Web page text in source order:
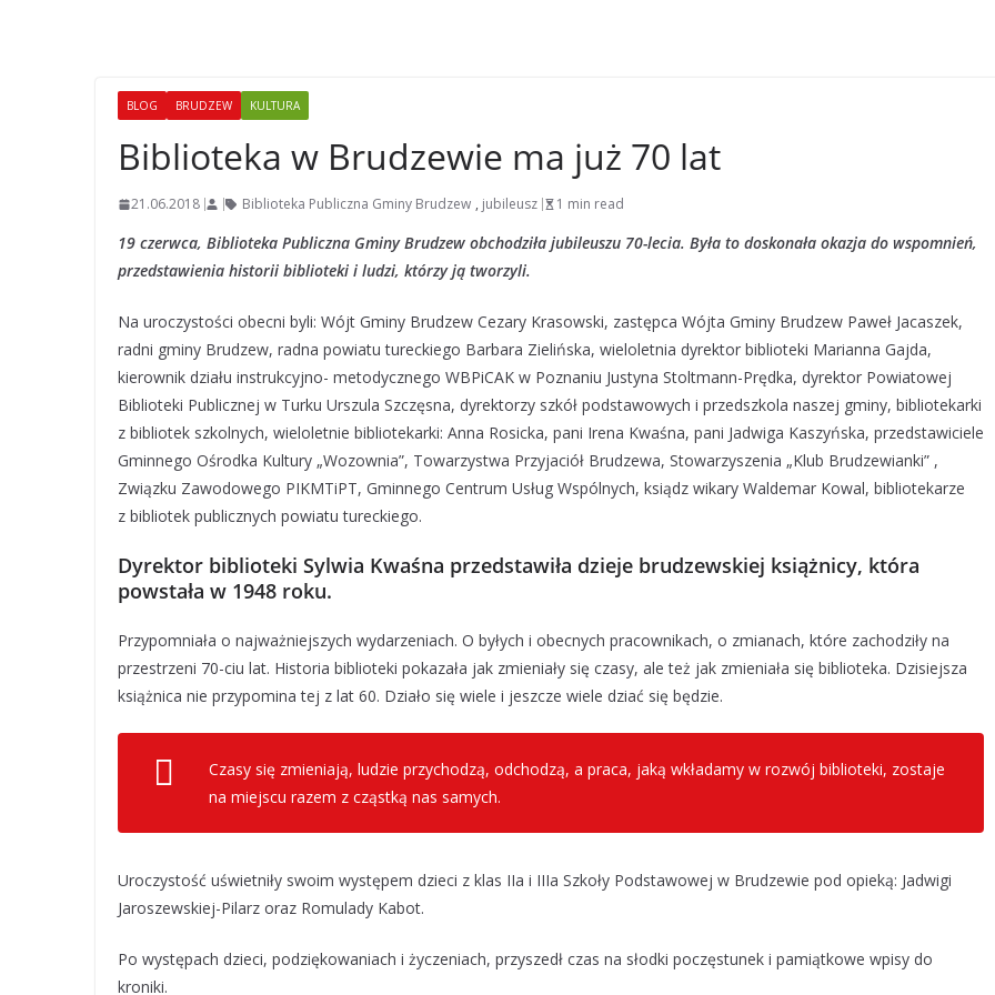
BLOG BRUDZEW KULTURA
Biblioteka w Brudzewie ma już 70 lat
21.06.2018 Biblioteka Publiczna Gminy Brudzew , jubileusz 1 min read
19 czerwca, Biblioteka Publiczna Gminy Brudzew obchodziła jubileuszu 70-lecia. Była to doskonała okazja do wspomnień,
przedstawienia historii biblioteki i ludzi, którzy ją tworzyli.
Na uroczystości obecni byli: Wójt Gminy Brudzew Cezary Krasowski, zastępca Wójta Gminy Brudzew Paweł Jacaszek,
radni gminy Brudzew, radna powiatu tureckiego Barbara Zielińska, wieloletnia dyrektor biblioteki Marianna Gajda,
kierownik działu instrukcyjno- metodycznego WBPiCAK w Poznaniu Justyna Stoltmann-Prędka, dyrektor Powiatowej
Biblioteki Publicznej w Turku Urszula Szczęsna, dyrektorzy szkół podstawowych i przedszkola naszej gminy, bibliotekarki
z bibliotek szkolnych, wieloletnie bibliotekarki: Anna Rosicka, pani Irena Kwaśna, pani Jadwiga Kaszyńska, przedstawiciele
Gminnego Ośrodka Kultury „Wozownia”, Towarzystwa Przyjaciół Brudzewa, Stowarzyszenia „Klub Brudzewianki” ,
Związku Zawodowego PIKMTiPT, Gminnego Centrum Usług Wspólnych, ksiądz wikary Waldemar Kowal, bibliotekarze
z bibliotek publicznych powiatu tureckiego.
Dyrektor biblioteki Sylwia Kwaśna przedstawiła dzieje brudzewskiej książnicy, która
powstała w 1948 roku.
Przypomniała o najważniejszych wydarzeniach. O byłych i obecnych pracownikach, o zmianach, które zachodziły na
przestrzeni 70-ciu lat. Historia biblioteki pokazała jak zmieniały się czasy, ale też jak zmieniała się biblioteka. Dzisiejsza
książnica nie przypomina tej z lat 60. Działo się wiele i jeszcze wiele dziać się będzie.
Czasy się zmieniają, ludzie przychodzą, odchodzą, a praca, jaką wkładamy w rozwój biblioteki, zostaje
na miejscu razem z cząstką nas samych.
Uroczystość uświetniły swoim występem dzieci z klas IIa i IIIa Szkoły Podstawowej w Brudzewie pod opieką: Jadwigi
Jaroszewskiej-Pilarz oraz Romulady Kabot.
Po występach dzieci, podziękowaniach i życzeniach, przyszedł czas na słodki poczęstunek i pamiątkowe wpisy do
kroniki.